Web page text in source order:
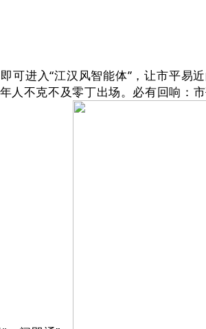
进入“江汉风智能体”，让市平易
人不克不及零丁出场。必有回响